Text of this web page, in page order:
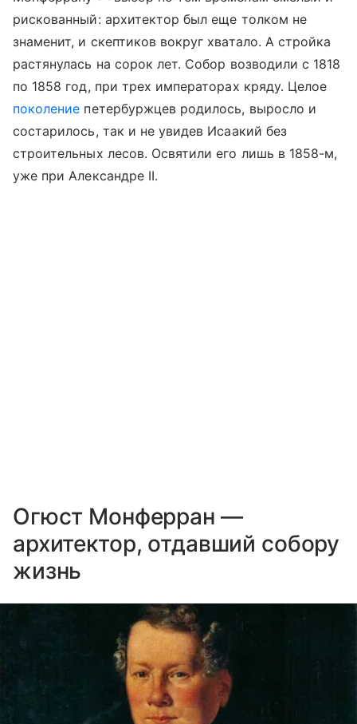
рискованный: архитектор был еще толком не
знаменит, и скептиков вокруг хватало. А стройка
растянулась на сорок лет. Собор возводили с 1818
по 1858 год, при трех императорах кряду. Целое
поколение петербуржцев родилось, выросло и
состарилось, так и не увидев Исаакий без
строительных лесов. Освятили его лишь в 1858-м,
уже при Александре II.
Огюст Монферран —
архитектор, отдавший собору
жизнь